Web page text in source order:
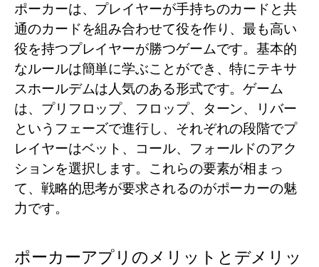
ポーカーは、プレイヤーが手持ちのカードと共
通のカードを組み合わせて役を作り、最も高い
役を持つプレイヤーが勝つゲームです。基本的
なルールは簡単に学ぶことができ、特にテキサ
スホールデムは人気のある形式です。ゲーム
は、プリフロップ、フロップ、ターン、リバー
というフェーズで進行し、それぞれの段階でプ
レイヤーはベット、コール、フォールドのアク
ションを選択します。これらの要素が相まっ
て、戦略的思考が要求されるのがポーカーの魅
力です。
ポーカーアプリのメリットとデメリッ